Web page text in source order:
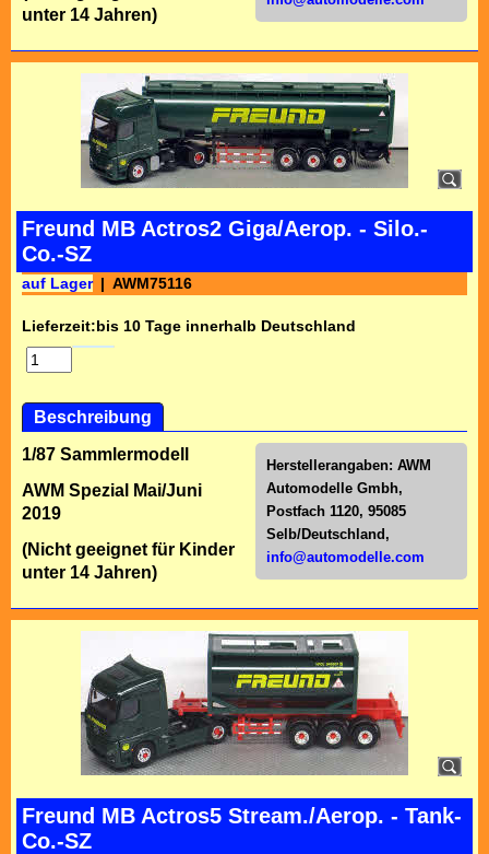
unter 14 Jahren)
Freund MB Actros2 Giga/Aerop. - Silo.-
Co.-SZ
auf Lager AWM75116
Lieferzeit:bis 10 Tage innerhalb Deutschland
Beschreibung
Herstellerangaben: AWM
Automodelle Gmbh,
Postfach 1120, 95085
Selb/Deutschl and,
info@automodelle.com
1/87 Sammlermodell
AWM Spezial Mai/Juni
2019
(Nicht geeignet für Kinder
unter 14 Jahren)
Freund MB Actros5 Stream./Aerop. - Tank-
Co.-SZ